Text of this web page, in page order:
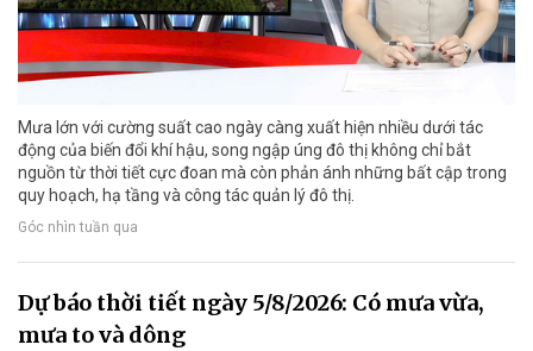
Mưa lớn với cường suất cao ngày càng xuất hiện nhiều dưới tác
động của biến đổi khí hậu, song ngập úng đô thị không chỉ bắt
nguồn từ thời tiết cực đoan mà còn phản ánh những bất cập trong
quy hoạch, hạ tầng và công tác quản lý đô thị.
Góc nhìn tuần qua
Dự báo thời tiết ngày 5/8/2026: Có mưa vừa,
mưa to và dông